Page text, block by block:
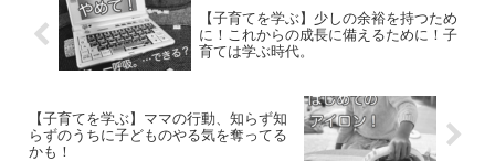
【子育てを学ぶ】少しの余裕を持つため
に！これからの成長に備えるために！子
育ては学ぶ時代。
【子育てを学ぶ】ママの行動、知らず知
らずのうちに子どものやる気を奪ってる
かも！